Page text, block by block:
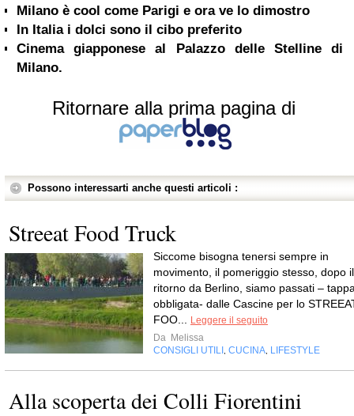
Milano è cool come Parigi e ora ve lo dimostro
In Italia i dolci sono il cibo preferito
Cinema giapponese al Palazzo delle Stelline di
Milano.
Ritornare alla prima pagina di
Possono interessarti anche questi articoli :
Streeat Food Truck
Siccome bisogna tenersi sempre in
movimento, il pomeriggio stesso, dopo il
ritorno da Berlino, siamo passati –
obbligata- dalle Cascine per lo
FOO...
Leggere il seguito
Da Melissa
CONSIGLI UTILI
CUCINA LIFESTYLE
Alla scoperta dei Colli Fiorentini